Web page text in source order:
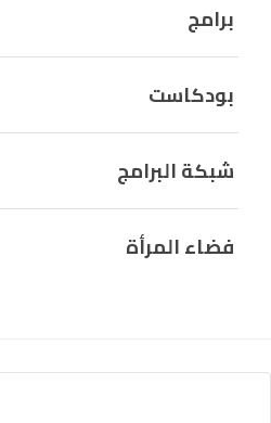
برامج
بودكاست
شبكة البرامج
فضاء المرأة